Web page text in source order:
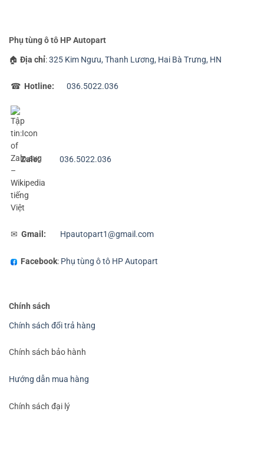
Phụ tùng ô tô HP Autopart
🏠 Địa chỉ:325 Kim Ngưu, Thanh Lương, Hai Bà Trưng, HN
☎ Hotline: 036.5022.036
Zalo: 036.5022.036
✉ Gmail: Hpautopart1@gmail.com
Facebook: Phụ tùng ô tô HP Autopart
Chính sách
Chính sách đổi trả hàng
Chính sách bảo hành
Hướng dẫn mua hàng
Chính sách đại lý